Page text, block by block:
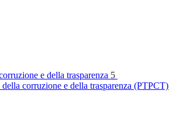
e della trasparenza 5
corruzione e della trasparenza (PTPCT)